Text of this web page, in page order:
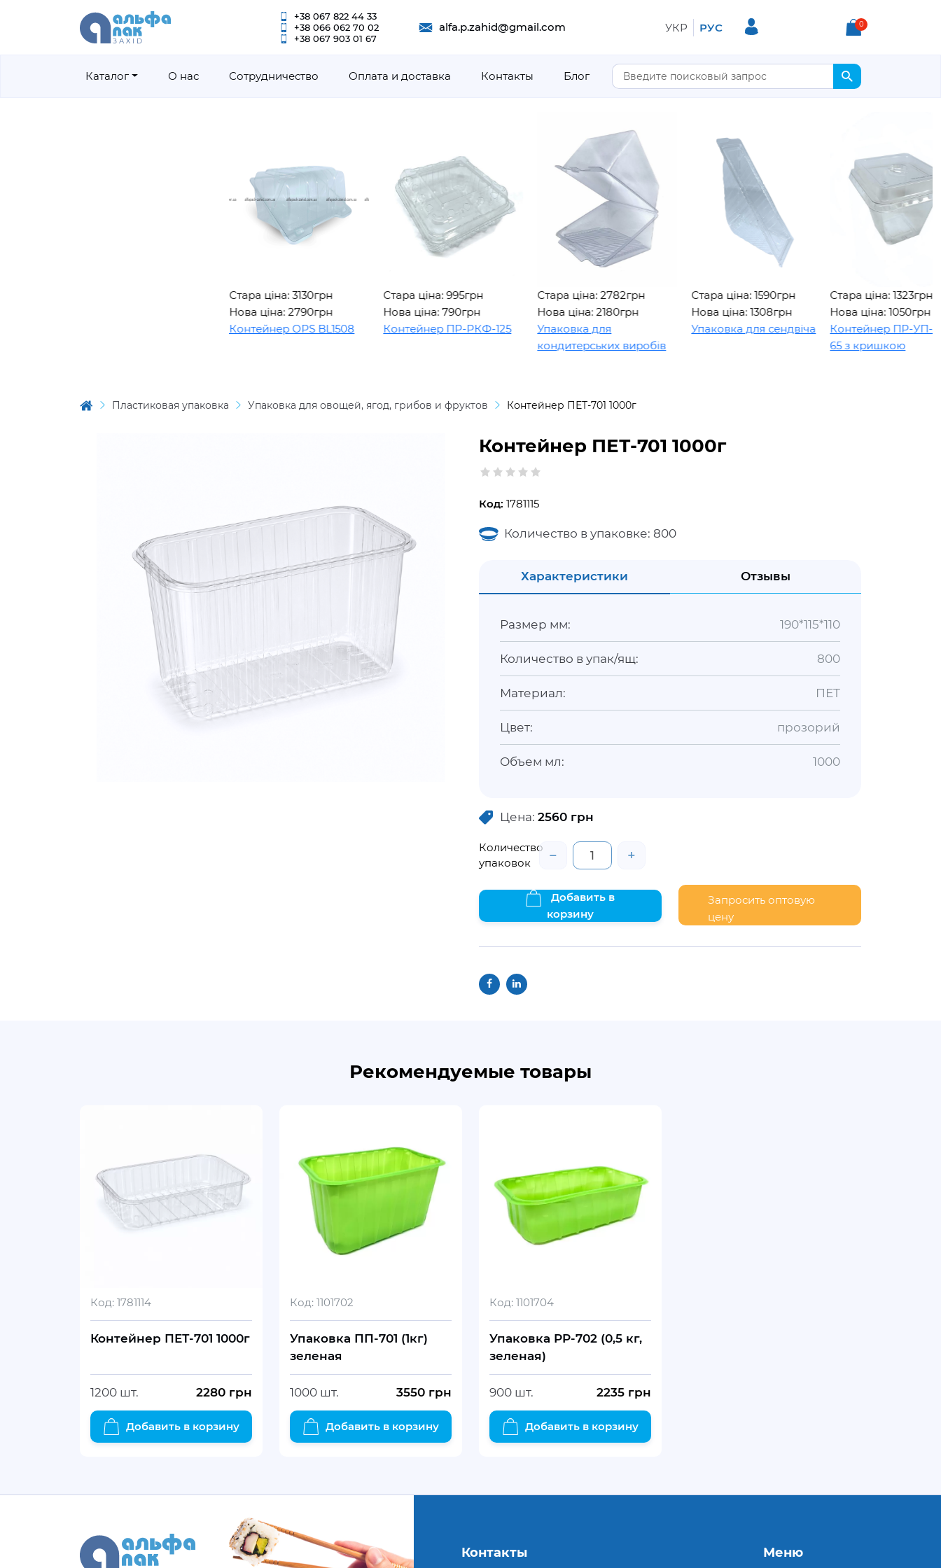
+38 067 822 44 33
+38 066 062 70 02
+38 067 903 01 67
alfa.p.zahid@gmail.com УКР РУС 0
Каталог О нас Сотрудничество Оплата и доставка Контакты Блог
Стара ціна: 3130грн
Нова ціна: 2790грн
Контейнер OPS BL1508
Стара ціна: 995грн
Нова ціна: 790грн
Контейнер ПР-РКФ-125
Стара ціна: 2782грн
Нова ціна: 2180грн
Упаковка для
кондитерських виробів
Стара ціна: 1590грн
Нова ціна: 1308грн
Упаковка для сендвіча
Стара ціна: 1323грн
Нова ціна: 1050грн
Контейнер ПР-УП-109 х
65 з кришкою
Пластиковая упаковка Упаковка для овощей, ягод, грибов и фруктов Контейнер ПЕТ-701 1000г
Контейнер ПЕТ-701 1000г
Код: 1781115
Количество в упаковке: 800
Характеристики Отзывы
Размер мм: 190*115*110
Количество в упак/ящ: 800
Материал: ПЕТ
Цвет: прозорий
Объем мл: 1000
Цена: 2560 грн
Количество
упаковок
− +
Добавить в
корзину
Запросить оптовую
цену
Рекомендуемые товары
Код: 1781114
Контейнер ПЕТ-701 1000г
1200 шт. 2280 грн
Добавить в корзину
Код: 1101702
Упаковка ПП-701 (1кг)
зеленая
1000 шт. 3550 грн
Добавить в корзину
Код: 1101704
Упаковка PP-702 (0,5 кг,
зеленая)
900 шт. 2235 грн
Добавить в корзину
Контакты Меню